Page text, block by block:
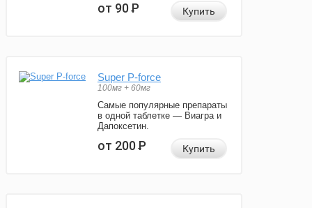
от 90Р Купить
Super P-force
100мг + 60мг
Самые популярные препараты
в одной таблетке — Виагра и
Дапоксетин.
от 200Р Купить